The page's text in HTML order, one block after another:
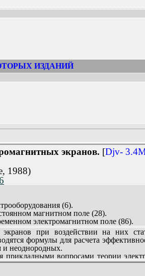
полей для
должность профессора кафедры
дисциплины: надежность,
450 методических и научных работ,
ИЗДАНИЙ
экранов. [Djv-
1988)
(6).
магнитном поле (28).
электромагнитном поле (86).
оболочек (194).
электрооборудования (207).
(216).
при воздействии на них
формулы для расчета
и неоднородных.
вопросами теории